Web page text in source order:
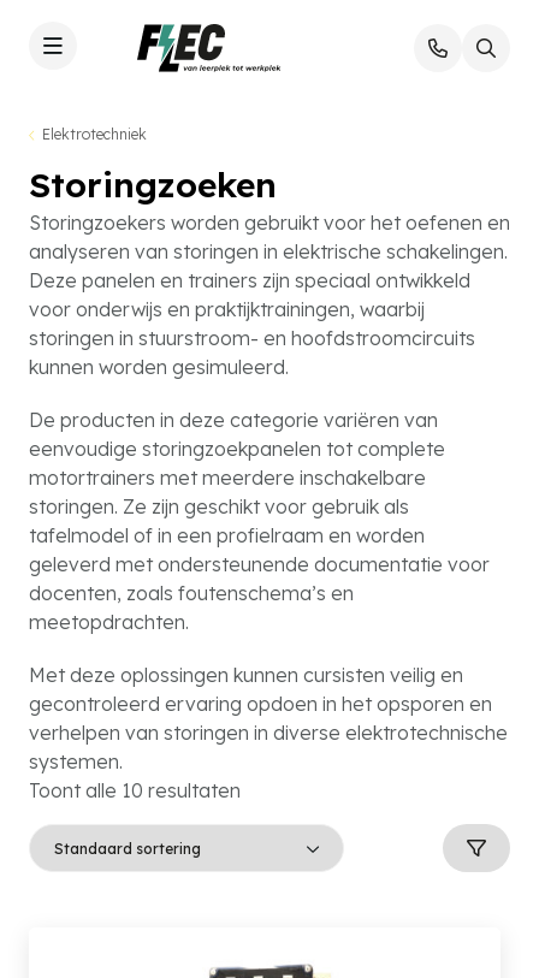
Elektrotechniek
Storingzoeken
Storingzoekers worden gebruikt voor het oefenen en
analyseren van storingen in elektrische schakelingen.
Deze panelen en trainers zijn speciaal ontwikkeld
voor onderwijs en praktijktrainingen, waarbij
storingen in stuurstroom- en hoofdstroomcircuits
kunnen worden gesimuleerd.
De producten in deze categorie variëren van
eenvoudige storingzoekpanelen tot complete
motortrainers met meerdere inschakelbare
storingen. Ze zijn geschikt voor gebruik als
tafelmodel of in een profielraam en worden
geleverd met ondersteunende documentatie voor
docenten, zoals foutenschema’s en
meetopdrachten.
Met deze oplossingen kunnen cursisten veilig en
gecontroleerd ervaring opdoen in het opsporen en
verhelpen van storingen in diverse elektrotechnische
systemen.
Toont alle 10 resultaten